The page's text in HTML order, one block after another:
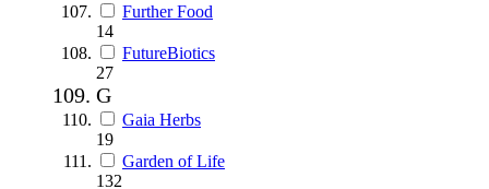
Further Food
14
FutureBiotics
27
G
Gaia Herbs
19
Garden of Life
132